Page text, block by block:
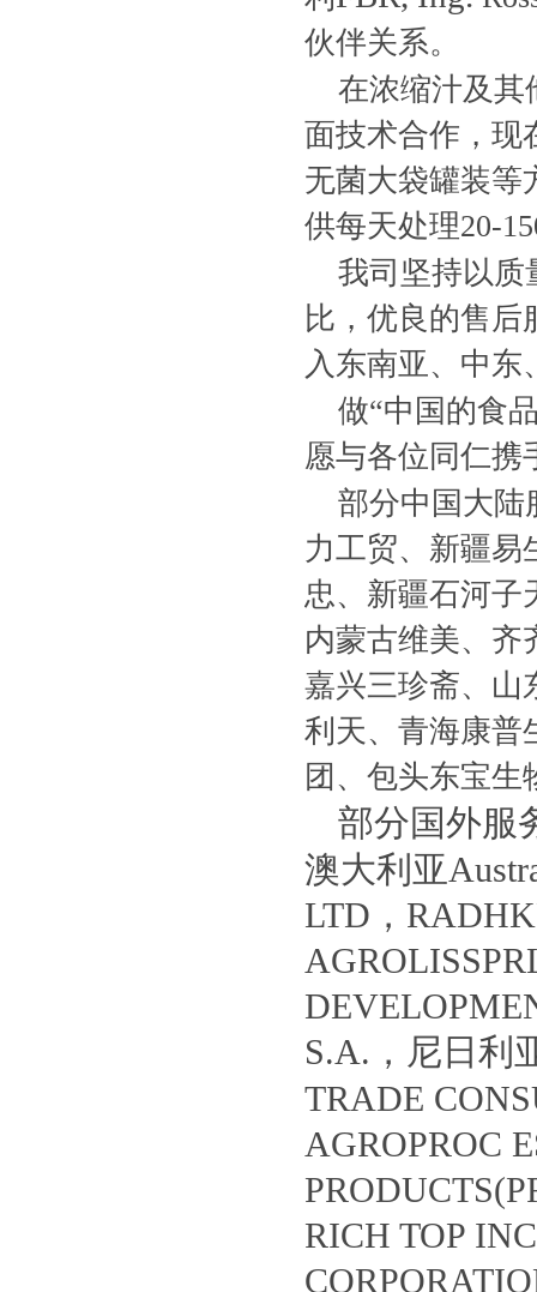
伙伴关系。
在浓缩汁及其
面技术合作，现
无菌大袋罐装等
供每天处理20-
我司坚持以质
比，优良的售
入东南亚、中
做“中国的食
愿与各位同仁携
部分中国大陆
力工贸、新疆易
忠、新疆石河子
内蒙古维美、齐
嘉兴三珍斋、山
利天、青海康普
团、包头东宝
部分国外服
澳大利亚
LTD，
S.A.，尼日利
TRADE
AGROPROC
RICH TOP